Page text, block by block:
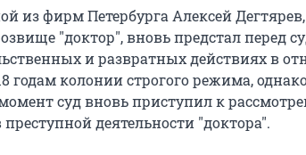
из фирм Петербурга Алексей Дегтярев,
"доктор", вновь предстал перед
и развратных действиях в
годам колонии строгого режима,
суд вновь приступил к
деятельности "доктора".